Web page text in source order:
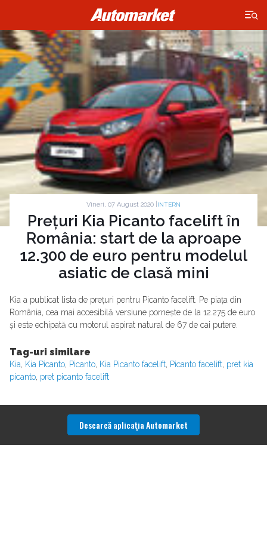
×
Vineri, 07 August 2020 | INTERN
Prețuri Kia Picanto facelift în
România: start de la aproape
12.300 de euro pentru modelul
asiatic de clasă mini
Kia a publicat lista de prețuri pentru Picanto facelift. Pe piața din
România, cea mai accesibilă versiune pornește de la 12.275 de euro
și este echipată cu motorul aspirat natural de 67 de cai putere.
Tag-uri similare
Kia, Kia Picanto, Picanto, Kia Picanto facelift, Picanto facelift, pret kia
picanto, pret picanto facelift
Descarcă aplicaţia Automarket